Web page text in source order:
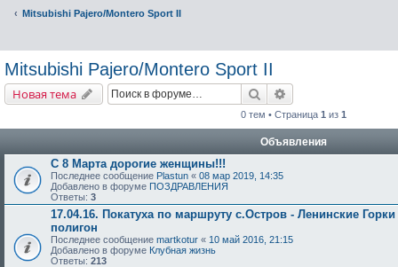
Mitsubishi Pajero/Montero Sport II
Mitsubishi Pajero/Montero Sport II
Новая тема Поиск
0 тем • Страница 1 из 1
Объявления
С 8 Марта дорогие женщины!!!
Последнее сообщение Plastun « 08 мар 2019, 14:35
Добавлено в форуме ПОЗДРАВЛЕНИЯ
Ответы: 3
17.04.16. Покатуха по маршруту с.Остров - Ленинские
полигон
Последнее сообщение martkotur « 10 май 2016, 21:15
Добавлено в форуме Клубная жизнь
Ответы: 213